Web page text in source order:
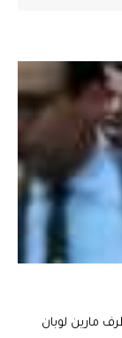
مارين لوبان